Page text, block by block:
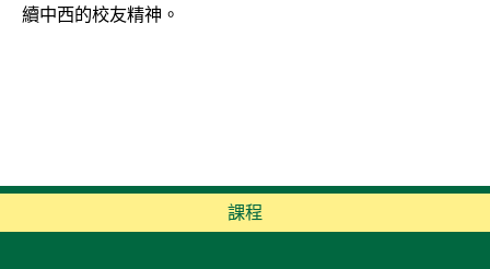
續中西的校友精神。
課程